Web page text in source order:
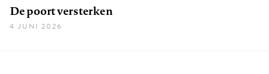
De poort versterken
4 JUNI 2026